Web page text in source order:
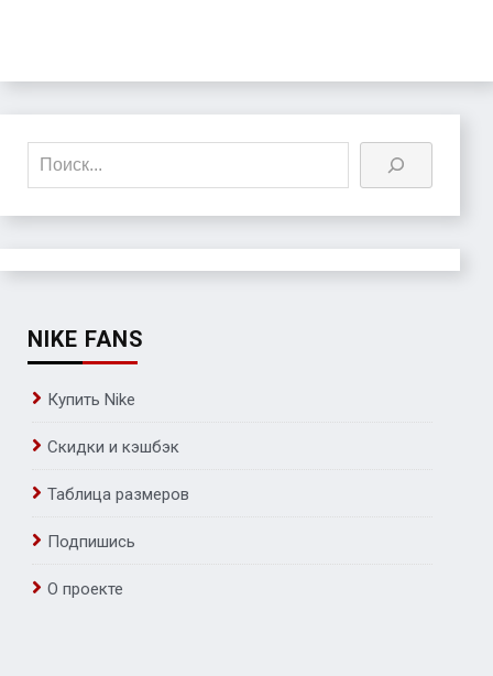
Поиск
NIKE FANS
Купить Nike
Скидки и кэшбэк
Таблица размеров
Подпишись
О проекте